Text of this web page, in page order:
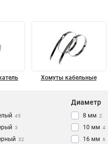
Хомуты кабельные
45
3
32
Диаметр
8 мм 2
10 мм 4
16 мм 6